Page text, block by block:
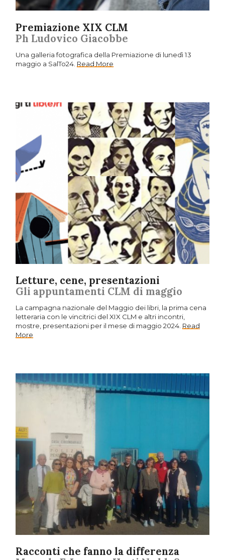
Premiazione XIX CLM
Ph Ludovico Giacobbe
Una galleria fotografica della Premiazione di lunedì 13
maggio a SalTo24. Read More
Letture, cene, presentazioni
Gli appuntamenti CLM di maggio
La campagna nazionale del Maggio dei libri, la prima cena
letteraria con le vincitrici del XIX CLM e altri incontri,
mostre, presentazioni per il mese di maggio 2024. Read
More
Racconti che fanno la differenza